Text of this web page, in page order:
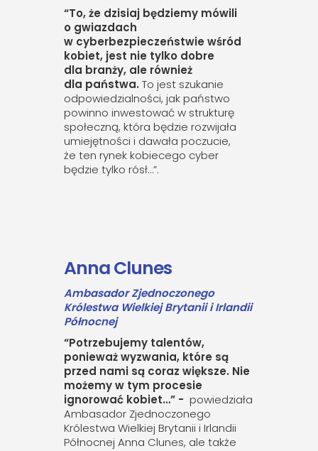
“To, że dzisiaj będziemy mówili
o gwiazdach
w cyberbezpieczeństwie wśród
kobiet, jest nie tylko dobre
dla branży, ale również
dla państwa. To jest szukanie
odpowiedzialności, jak państwo
powinno inwestować w strukturę
społeczną, która będzie rozwijała
umiejętności i dawała poczucie,
że ten rynek kobiecego cyber
będzie tylko rósł…”.
Anna Clunes
Ambasador Zjednoczonego
Królestwa Wielkiej Brytanii i Irlandii
Północnej
“Potrzebujemy talentów,
ponieważ wyzwania, które są
przed nami są coraz większe. Nie
możemy w tym procesie
ignorować kobiet…” - powiedziała
Ambasador Zjednoczonego
Królestwa Wielkiej Brytanii i Irlandii
Północnej Anna Clunes, ale także